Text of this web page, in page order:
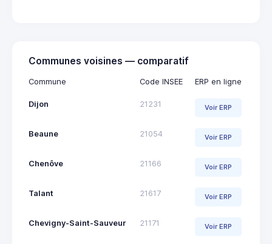
Communes voisines — comparatif
Commune Code INSEE ERP en ligne
Dijon 21231 Voir ERP
Beaune 21054 Voir ERP
Chenôve 21166 Voir ERP
Talant 21617 Voir ERP
Chevigny-Saint-Sauveur 21171 Voir ERP